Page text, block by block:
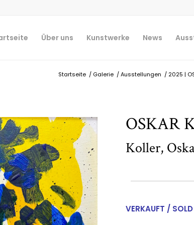
Über uns Kunstwerke News
Startseite / Galerie /Ausstellungen / 2025 |
OSKAR
Koller,
VERKAUFT /